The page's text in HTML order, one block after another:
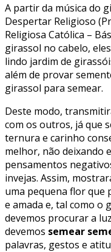
A partir da música do
Despertar Religioso
Religiosa Católica –
girassol no cabelo,
lindo jardim de
além de provar
girassol para semear.
Deste modo,
com os outros, já que
ternura e carinho
melhor, não deixando
pensamentos
invejas. Assim,
uma pequena flor que
e amada e, tal como o
devemos procurar a
devemos semear
palavras, gestos e